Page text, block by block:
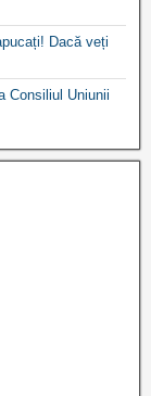
Dacă veți
Consiliul Uniunii